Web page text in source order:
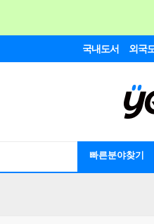
국내도서 외국
빠른분야찾기